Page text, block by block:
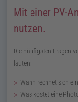
Mit einer PV-
nutzen.
Die häufigsten Fragen
lauten:
Wann rechnet sich
Was kostet eine